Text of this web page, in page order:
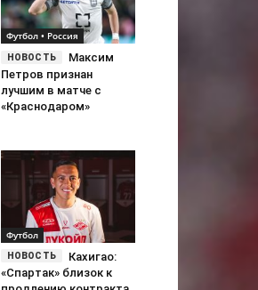
Футбол • Россия
Максим
Петров признан
лучшим в матче с
«Краснодаром»
Футбол
Кахигао:
«Спартак» близок к